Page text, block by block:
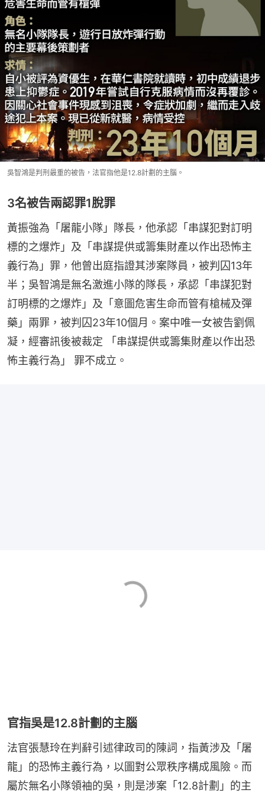
吳智鴻是判刑最重的被告，法官指他是12.8計劃的主腦。
3名被告兩認罪1脫罪
黃振強為「屠龍小隊」隊長，他承認「串謀犯對訂明
標的之爆炸」及「串謀提供或籌集財產以作出恐怖主
義行為」罪，他曾出庭指證其涉案隊員，被判囚13年
半；吳智鴻是無名激進小隊的隊長，承認「串謀犯對
訂明標的之爆炸」及「意圖危害生命而管有槍械及彈
藥」兩罪，被判囚23年10個月。案中唯一女被告劉佩
凝，經審訊後被裁定 「串謀提供或籌集財產以作出恐
怖主義行為」 罪不成立。
官指吳是12.8計劃的主腦
法官張慧玲在判辭引述律政司的陳詞，指黃涉及「屠
龍」的恐怖主義行為，以圖對公眾秩序構成風險。而
屬於無名小隊領袖的吳，則是涉案「12.8計劃」的主